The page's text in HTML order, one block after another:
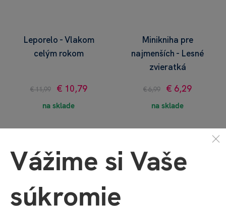
Leporelo - Vlakom
celým rokom
€ 11,99 € 10,79
na sklade
Minikniha pre
najmenších - Lesné
zvieratká
€ 6,99 € 6,29
na sklade
+ DARČEK + DARČEK
Vážime si Vaše
súkromie